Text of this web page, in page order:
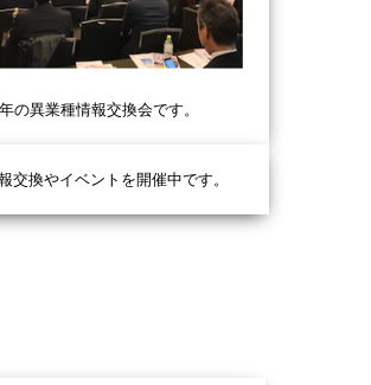
年の異業種情報交換会です。
交換やイベントを開催中です。